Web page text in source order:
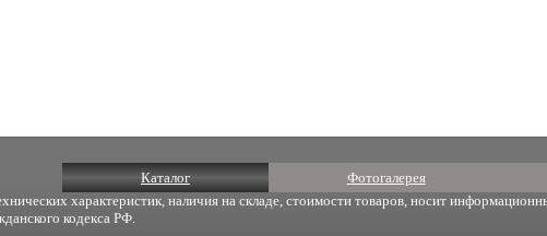
Каталог Фотогалерея
характеристик, наличия на складе, стоимости товаров, носит
кодекса РФ.